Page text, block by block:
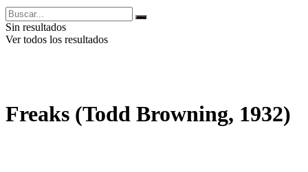
Sin resultados
Ver todos los resultados
Freaks (Todd Browning, 1932)